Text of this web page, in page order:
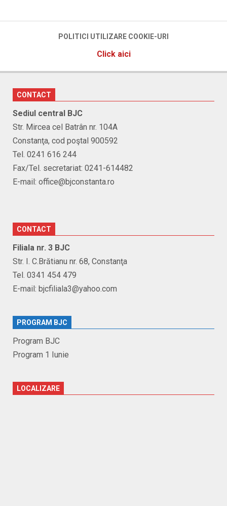
POLITICI UTILIZARE COOKIE-URI
Click aici
CONTACT
Sediul central BJC
Str. Mircea cel Batrân nr. 104A
Constanţa, cod poştal 900592
Tel. 0241 616 244
Fax/Tel. secretariat: 0241-614482
E-mail: office@bjconstanta.ro
CONTACT
Filiala nr. 3 BJC
Str. I. C.Brătianu nr. 68, Constanţa
Tel. 0341 454 479
E-mail: bjcfiliala3@yahoo.com
PROGRAM BJC
Program BJC
Program 1 Iunie
LOCALIZARE